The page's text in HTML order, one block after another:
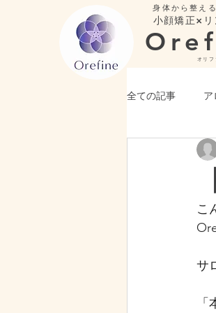
身体から整え
小顔矯正×
オリフ
全ての記事 ア
こ
サ